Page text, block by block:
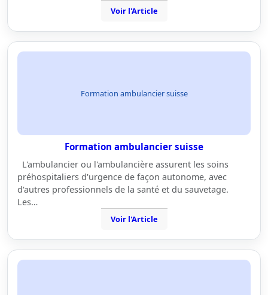
Voir l'Article
Formation ambulancier suisse
Formation ambulancier suisse
L'ambulancier ou l'ambulancière assurent les soins
préhospitaliers d'urgence de façon autonome, avec
d'autres professionnels de la santé et du sauvetage.
Les…
Voir l'Article